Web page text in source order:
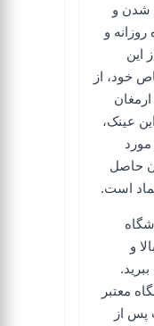
شدن و
و
این
خود، از
عینک،
حاصل
است.
و
معتبر
پس از